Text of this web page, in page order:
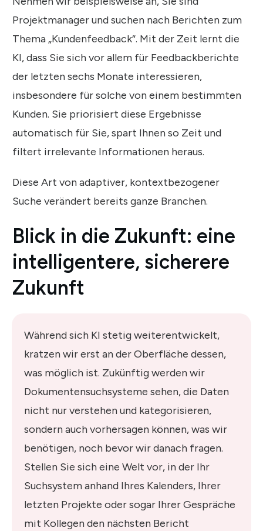
Projektmanager und suchen nach Berichten zum
Thema „Kundenfeedback“. Mit der Zeit lernt die
KI, dass Sie sich vor allem für Feedbackberichte
der letzten sechs Monate interessieren,
insbesondere für solche von einem bestimmten
Kunden. Sie priorisiert diese Ergebnisse
automatisch für Sie, spart Ihnen so Zeit und
filtert irrelevante Informationen heraus.
Diese Art von adaptiver, kontextbezogener
Suche verändert bereits ganze Branchen.
Blick in die Zukunft: eine
intelligentere, sicherere
Zukunft
Während sich KI stetig weiterentwickelt,
kratzen wir erst an der Oberfläche dessen,
was möglich ist. Zukünftig werden wir
Dokumentensuchsysteme sehen, die Daten
nicht nur verstehen und kategorisieren,
sondern auch vorhersagen können, was wir
benötigen, noch bevor wir danach fragen.
Stellen Sie sich eine Welt vor, in der Ihr
Suchsystem anhand Ihres Kalenders, Ihrer
letzten Projekte oder sogar Ihrer Gespräche
mit Kollegen den nächsten Bericht